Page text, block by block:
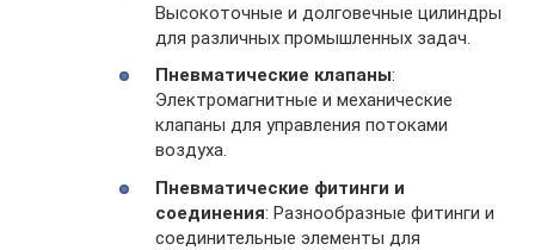
Высокоточные и долговечные цилиндры
для различных промышленных задач.
Пневматические клапаны:
Электромагнитные и механические
клапаны для управления потоками
воздуха.
Пневматические фитинги и
соединения: Разнообразные фитинги и
соединительные элементы для